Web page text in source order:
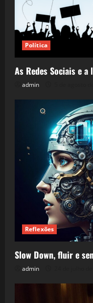
Política
As Redes Sociais e
admin
Reflexões
Slow Down, fluir e
admin